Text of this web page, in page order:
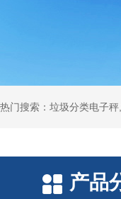
热门搜索：垃圾分类电子
产品